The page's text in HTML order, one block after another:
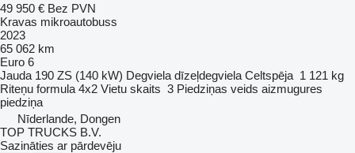
49 950 € Bez PVN
Kravas mikroautobuss
2023
65 062 km
Euro 6
Jauda 190 ZS (140 kW) Degviela dīzeļdegviela Celtspēja 1 121 kg
Riteņu formula 4x2 Vietu skaits 3 Piedziņas veids aizmugures
piedziņa
Nīderlande, Dongen
TOP TRUCKS B.V.
Sazināties ar pārdevēju